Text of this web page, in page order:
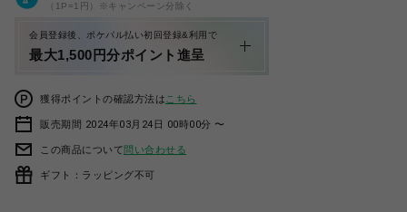
（1P=1円）※キャンペーン分除く
会員登録後、ポケパル払い初回登録&利用で
最大1,500円分ポイント進呈
獲得ポイントの確認方法は こちら
販売期間 2024年03月24日 00時00分 〜
この商品について問い合わせる
ギフト：ラッピング不可